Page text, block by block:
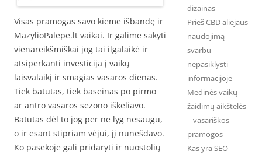
Visas pramogas savo kieme išbandę ir
MazylioPalepe.lt vaikai. Ir galime sakyti
vienareikšmiškai jog tai ilgalaikė ir
atsiperkanti investicija į vaikų
laisvalaikį ir smagias vasaros dienas.
Tiek batutas, tiek baseinas po pirmo
ar antro vasaros sezono iškeliavo.
Batutas dėl to jog per ne lyg nesaugu,
o ir esant stipriam vėjui, jį nunešdavo.
Ko pasekoje gali pridaryti ir nuostolių
dizainas
Prieš CBD aliejaus
naudojimą –
svarbu
nepasiklysti
informacijoje
Medinės vaikų
žaidimų aikštelės
– vasariškos
pramogos
Kas yra SEO